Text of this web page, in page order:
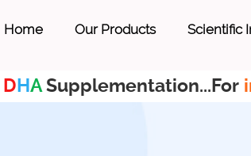
Home Our Products Scientific
DHASupplementation...For